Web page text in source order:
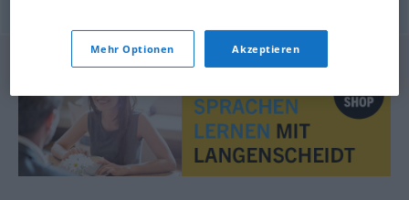
Mehr Optionen Akzeptieren